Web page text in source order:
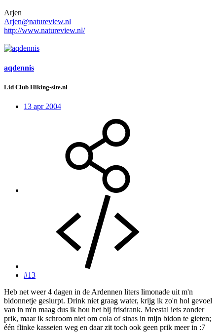
Arjen
Arjen@natureview.nl
http://www.natureview.nl/
aqdennis
Lid Club Hiking-site.nl
13 apr 2004
#13
Heb net weer 4 dagen in de Ardennen liters limonade uit m'n
bidonnetje geslurpt. Drink niet graag water, krijg ik zo'n hol gevoel
van in m'n maag dus ik hou het bij frisdrank. Meestal iets zonder
prik, maar ik schroom niet om cola of sinas in mijn bidon te gieten;
één flinke kasseien weg en daar zit toch ook geen prik meer in :7